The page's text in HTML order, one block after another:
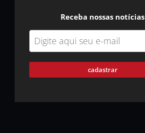
Receba nossas notícias
cadastrar